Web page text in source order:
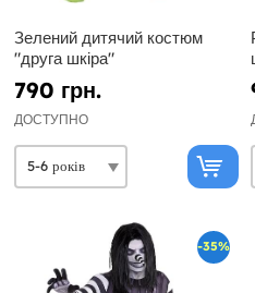
Зелений дитячий костюм
"друга шкіра"
790 грн.
ДОСТУПНО
-35%